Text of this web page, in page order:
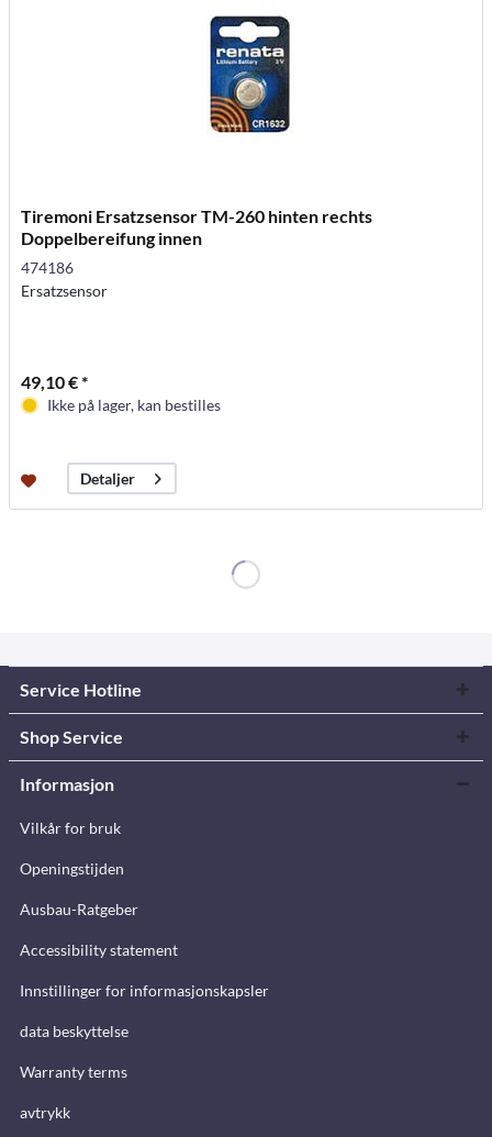
Tiremoni Ersatzsensor TM-260 hinten rechts
Doppelbereifung innen
474186
Ersatzsensor
49,10 € *
Ikke på lager, kan bestilles
Detaljer
Service Hotline
Shop Service
Informasjon
Vilkår for bruk
Openingstijden
Ausbau-Ratgeber
Accessibility statement
Innstillinger for informasjonskapsler
data beskyttelse
Warranty terms
avtrykk